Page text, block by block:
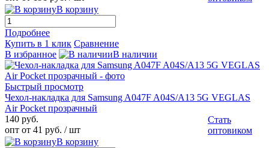
В корзину
Подробнее
Купить в 1 клик Сравнение
В избранное
В наличии
Быстрый просмотр
Чехол-накладка для Samsung A047F A04S/A13 5G VEGLAS
Air Pocket прозрачный
140 руб.
опт от 41 руб. / шт
Стать
оптовиком
В корзину